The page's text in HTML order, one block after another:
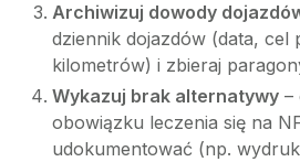
Archiwizuj dowody
dziennik dojazdów (data, cel
kilometrów) i zbieraj
Wykazuj brak alternatywy –
obowiązku leczenia się na
udokumentować (np.